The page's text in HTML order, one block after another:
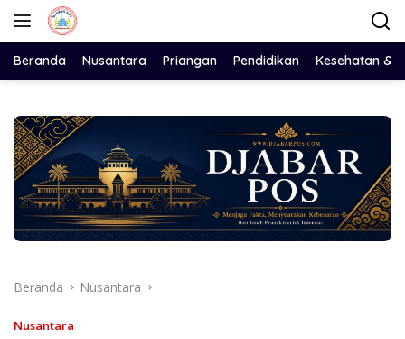
Langsung
Beranda Nusantara Priangan Pendidikan Kesehatan &
Beranda Nusantara
Nusantara